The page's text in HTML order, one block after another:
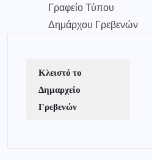
Γραφείο Τύπου
Δημάρχου Γρεβενών
Κλειστό το
Δημαρχείο
Γρεβενών